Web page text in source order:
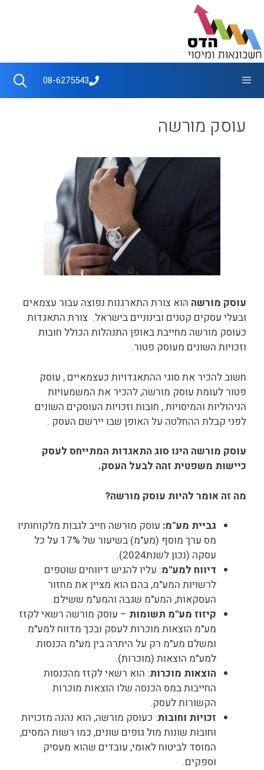
08-6275543
עוסק מורשה
עוסק מורשה הוא צורת התארגנות נפוצה עבור עצמאים
ובעלי עסקים קטנים ובינוניים בישראל. צורת התאגדות
כעוסק מורשה מחייבת באופן התנהלות הכולל חובות
וזכויות השונים מעוסק פטור.
חשוב להכיר את סוגי ההתאגדויות כעצמאיים , עוסק
פטור לעומת עוסק מורשה, להכיר את המשמעויות
הניהוליות והמיסויות , חובות וזכויות העוסקים השונים
לפני קבלת ההחלטה על האופן שבו יירשם העסק .
עוסק מורשה הינו סוג התאגדות המתייחס לעסק
כיישות משפטית זהה לבעל העסק.
מה זה אומר להיות עוסק מורשה?
גביית מע"מ: עוסק מורשה חייב לגבות מלקוחותיו
מס ערך מוסף (מע"מ) בשיעור של 17% על כל
עסקה (נכון לשנת2024).
דיווח למע"מ: עליו להגיש דיווחים שוטפים
לרשויות המע"מ, בהם הוא מציין את מחזור
העסקאות, המע"מ שגבה והמע"מ ששילם.
קיזוז מע"מ תשומות – עוסק מורשה רשאי לקזז
מע"מ הוצאות מוכרות לעסק ובכך מדווח למע"מ
ומשלם מע"מ רק על היתרה בין מע"מ הכנסות
למע"מ הוצאות (מוכרות).
הוצאות מוכרות: הוא רשאי לקזז מהכנסות
החייבות במס הכנסה שלו הוצאות מוכרות
הקשורות לעסק.
זכויות וחובות: כעוסק מורשה, הוא נהנה מזכויות
וחובות שונות מול גופים שונים, כמו רשות המסים,
המוסד לביטוח לאומי, עובדים שהוא מעסיק
וספקים.